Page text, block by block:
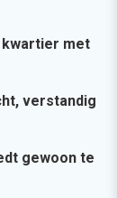
kwartier met
verstandig
gewoon te